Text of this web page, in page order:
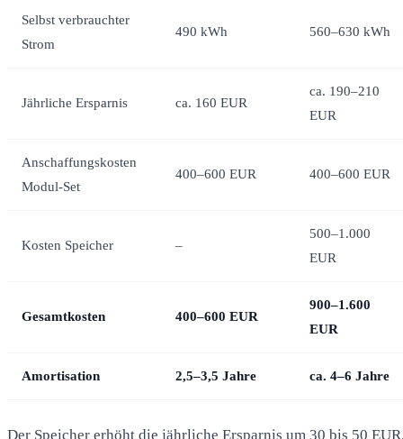
Selbst verbrauchter
Strom
490 kWh 560–630 kWh
Jährliche Ersparnis ca. 160 EUR
ca. 190–210
EUR
Anschaffungskosten
Modul-Set
400–600 EUR 400–600 EUR
Kosten Speicher –
500–1.000
EUR
Gesamtkosten 400–600 EUR
900–1.600
EUR
Amortisation 2,5–3,5 Jahre ca. 4–6 Jahre
Der Speicher erhöht die jährliche Ersparnis um 30 bis 50